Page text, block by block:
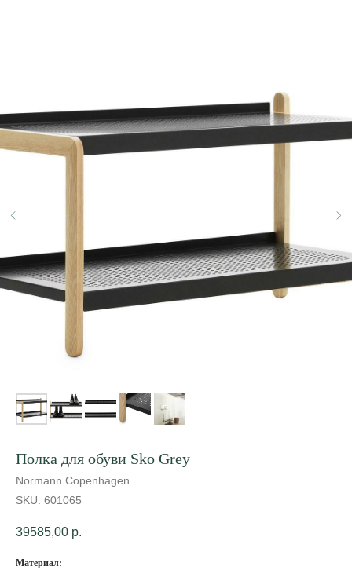
Полка для обуви Sko Grey
Normann Copenhagen
SKU: 601065
39585,00 р.
Материал: